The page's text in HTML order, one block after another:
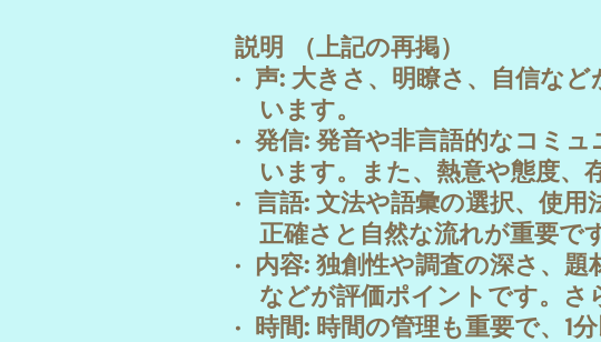
説明
（上記の再掲）
· 声: 大きさ、明瞭さ、自信な
います。
· 発信: 発音や非言語的なコミ
います。また、熱意や態度、
· 言語: 文法や語彙の選択、使
正確さと自然な流れが重要です
· 内容: 独創性や調査の深さ、
などが評価ポイントです。さ
· 時間: 時間の管理も重要で、1